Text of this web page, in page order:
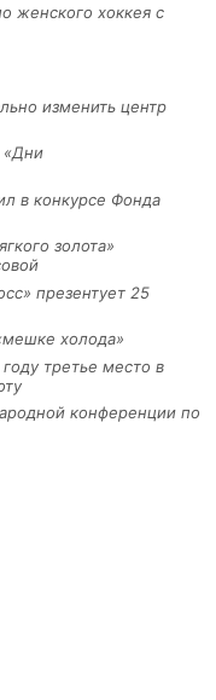
женского хоккея с
изменить центр
«Дни
в конкурсе Фонда
золота»
презентует 25
холода»
третье место в
конференции по